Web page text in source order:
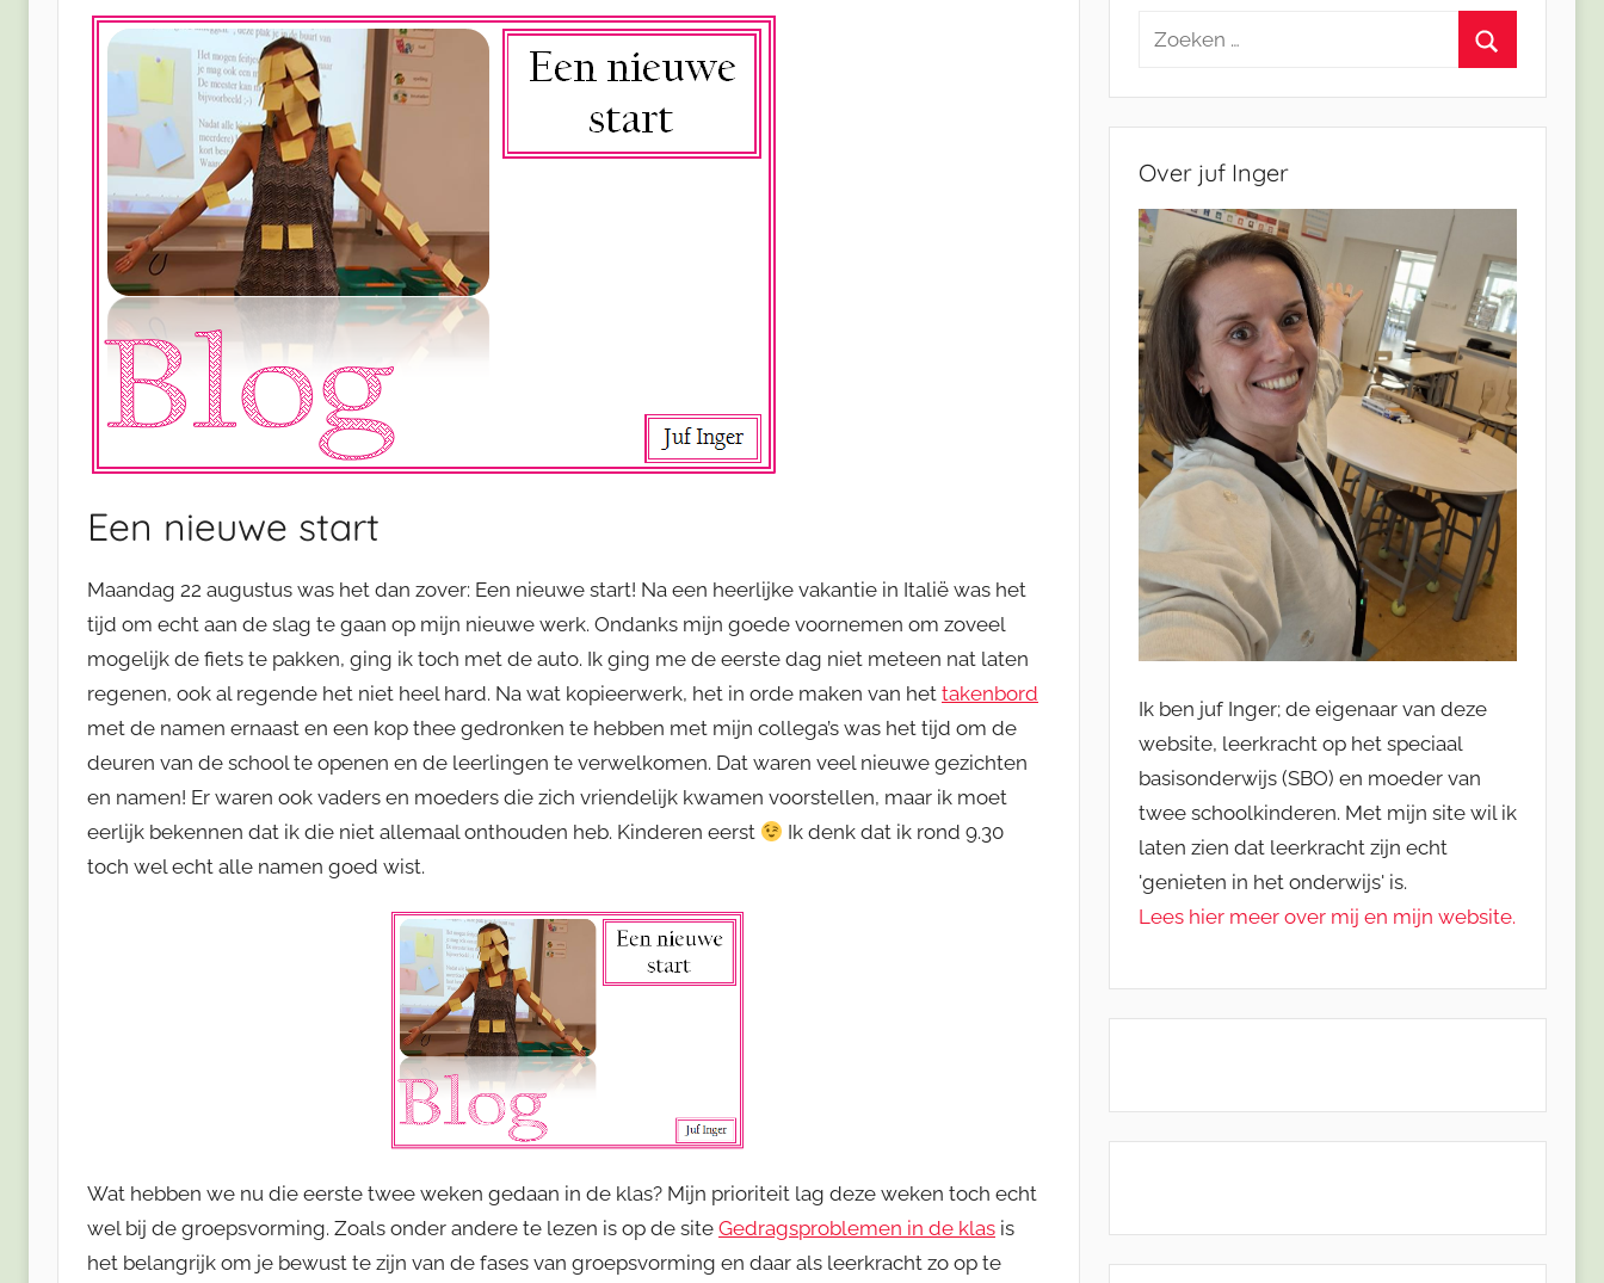
Een nieuwe start
Maandag 22 augustus was het dan zover: Een nieuwe start! Na een heerlijke vakantie in Italië was het
tijd om echt aan de slag te gaan op mijn nieuwe werk. Ondanks mijn goede voornemen om zoveel
mogelijk de fiets te pakken, ging ik toch met de auto. Ik ging me de eerste dag niet meteen nat laten
regenen, ook al regende het niet heel hard. Na wat kopieerwerk, het in orde maken van het takenbord
met de namen ernaast en een kop thee gedronken te hebben met mijn collega’s was het tijd om de
deuren van de school te openen en de leerlingen te verwelkomen. Dat waren veel nieuwe gezichten
en namen! Er waren ook vaders en moeders die zich vriendelijk kwamen voorstellen, maar ik moet
eerlijk bekennen dat ik die niet allemaal onthouden heb. Kinderen eerst
Ik denk dat ik rond 9.30
toch wel echt alle namen goed wist.
Wat hebben we nu die eerste twee weken gedaan in de klas? Mijn prioriteit lag deze weken toch echt
wel bij de groepsvorming. Zoals onder andere te lezen is op de site Gedragsproblemen in de klas is
het belangrijk om je bewust te zijn van de fases van groepsvorming en daar als leerkracht zo op te
Zoeken
Over juf Inger
Ik ben juf Inger; de eigenaar van deze
website, leerkracht op het speciaal
basisonderwijs (SBO) en moeder van
twee schoolkinderen. Met mijn site wil ik
laten zien dat leerkracht zijn echt
'genieten in het onderwijs' is.
Lees hier meer over mij en mijn website.